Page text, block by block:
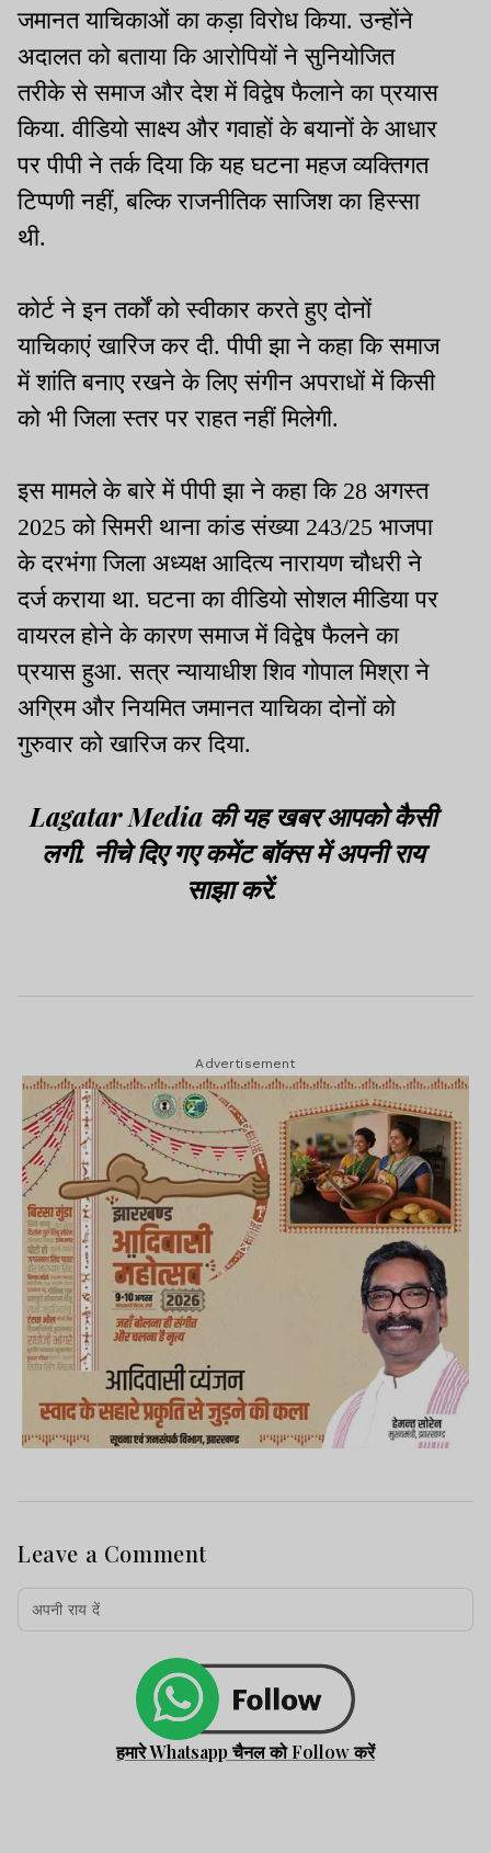
जमानत याचिकाओं का कड़ा विरोध किया. उन्होंने
अदालत को बताया कि आरोपियों ने सुनियोजित
तरीके से समाज और देश में विद्वेष फैलाने का प्रयास
किया. वीडियो साक्ष्य और गवाहों के बयानों के आधार
पर पीपी ने तर्क दिया कि यह घटना महज व्यक्तिगत
टिप्पणी नहीं, बल्कि राजनीतिक साजिश का हिस्सा
थी.
कोर्ट ने इन तर्कों को स्वीकार करते हुए दोनों
याचिकाएं खारिज कर दी. पीपी झा ने कहा कि समाज
में शांति बनाए रखने के लिए संगीन अपराधों में किसी
को भी जिला स्तर पर राहत नहीं मिलेगी.
इस मामले के बारे में पीपी झा ने कहा कि 28 अगस्त
2025 को सिमरी थाना कांड संख्या 243/25 भाजपा
के दरभंगा जिला अध्यक्ष आदित्य नारायण चौधरी ने
दर्ज कराया था. घटना का वीडियो सोशल मीडिया पर
वायरल होने के कारण समाज में विद्वेष फैलने का
प्रयास हुआ. सत्र न्यायाधीश शिव गोपाल मिश्रा ने
अग्रिम और नियमित जमानत याचिका दोनों को
गुरुवार को खारिज कर दिया.
Lagatar Media की यह खबर आपको कैसी
लगी. नीचे दिए गए कमेंट बॉक्स में अपनी राय
साझा करें.
Advertisement
Leave a Comment
हमारे Whatsapp चैनल को Follow करें